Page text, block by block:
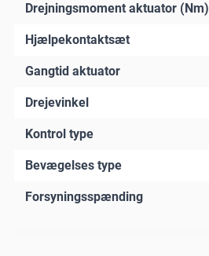
Drejningsmoment aktuator (Nm)
Hjælpekontaktsæt
Gangtid aktuator
Drejevinkel
Kontrol type
Bevægelses type
Forsyningsspænding